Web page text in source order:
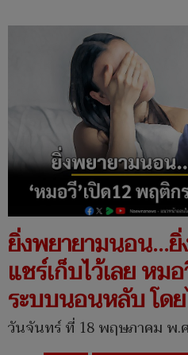
ยิ่งพยายามนอน...
แชร์เก็บไว้เลย หม
ระบบนอนหลับ โด
วันจันทร์ ที่ 18 พฤษภาคม พ.